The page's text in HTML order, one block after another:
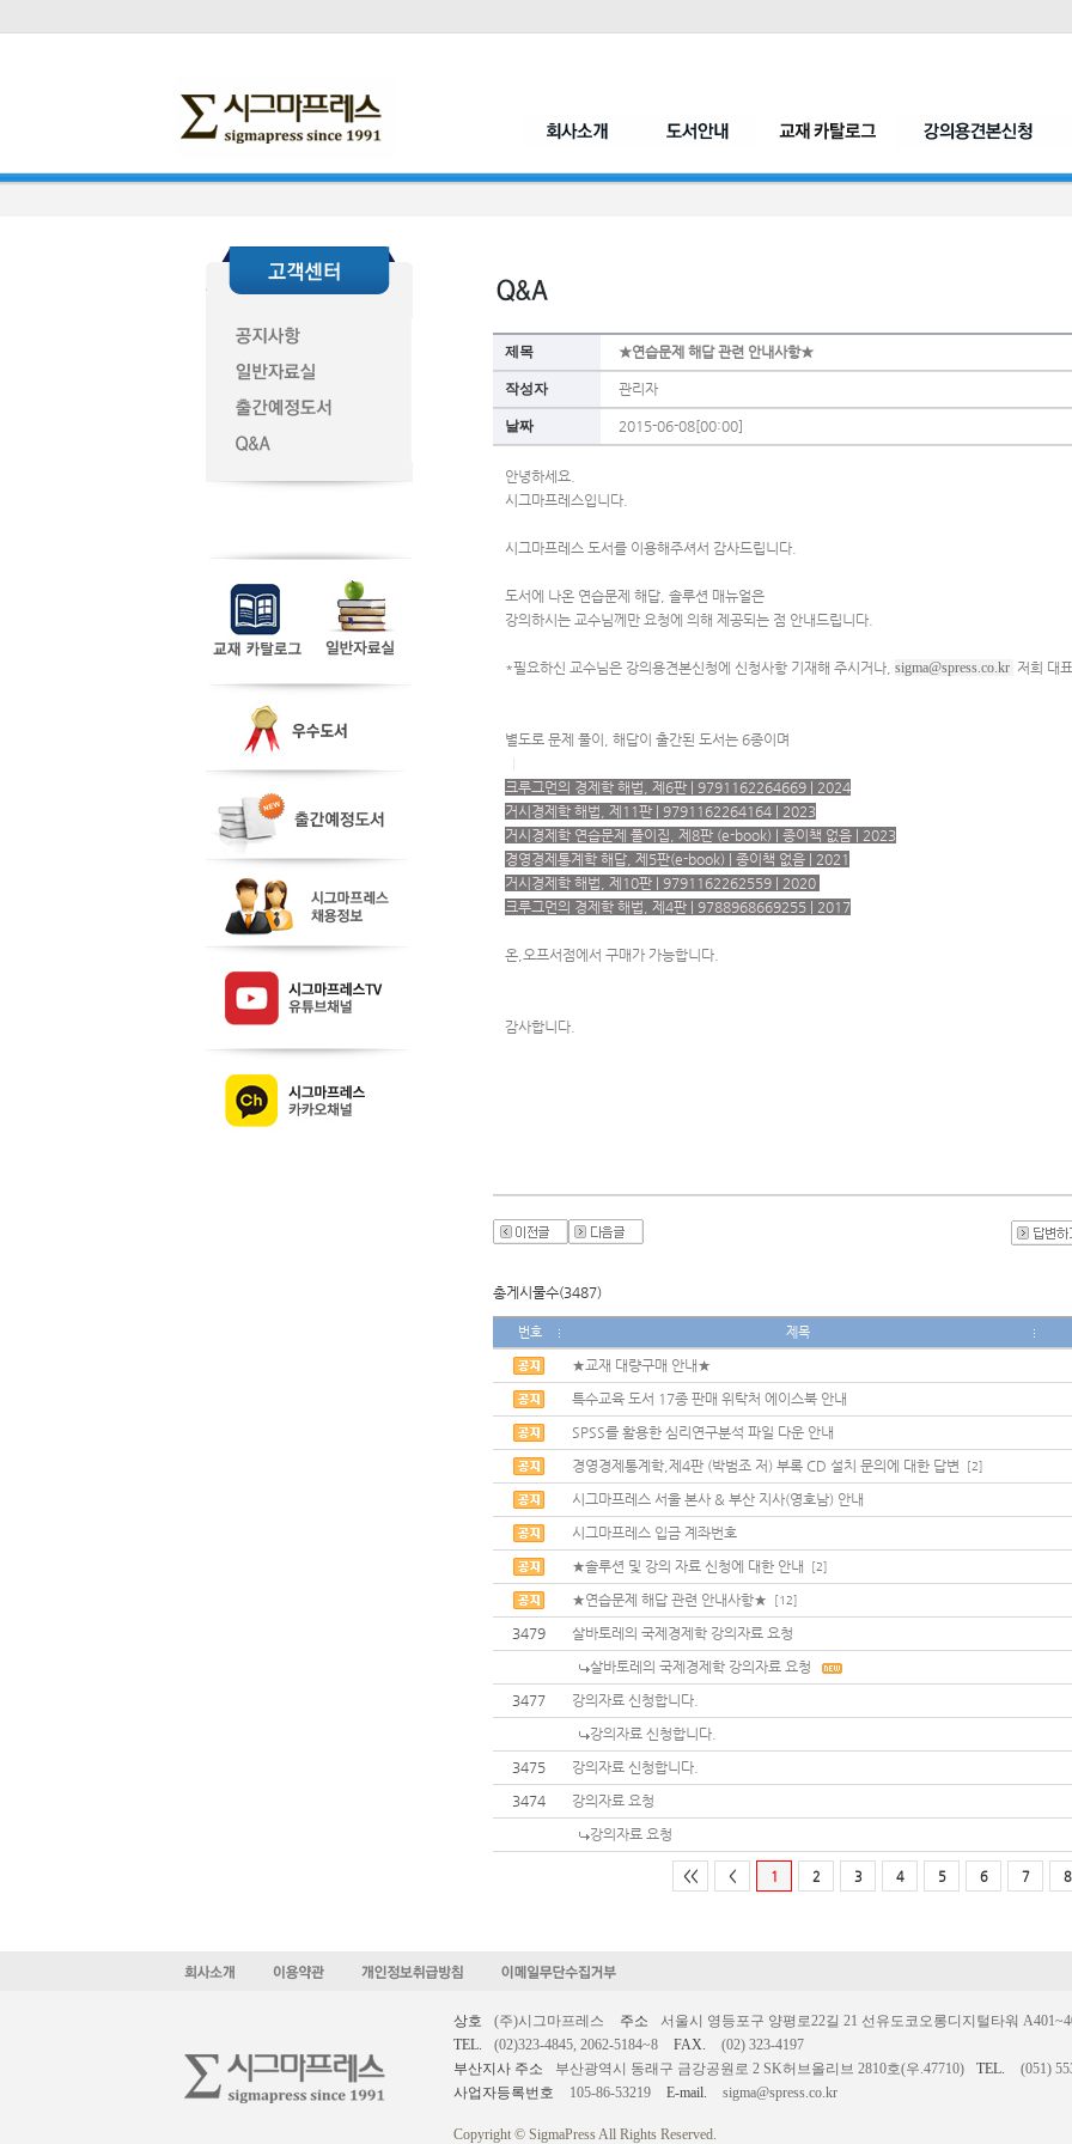
제목 ★연습문제 해답 관련 안내사항★
작성자 관리자
날짜 2015-06-08[00:00]
안녕하세요.
시그마프레스입니다.
시그마프레스 도서를 이용해주셔서 감사드립니다.
도서에 나온 연습문제 해답, 솔루션 매뉴얼은
강의하시는 교수님께만 요청에 의해 제공되는 점 안내드립니다.
*필요하신 교수님은 강의용견본신청에 신청사항 기재해 주시거나, sigma@spress.co.kr 저희 대
별도로 문제 풀이, 해답이 출간된 도서는 6종이며
크루그먼의 경제학 해법, 제6판 | 9791162264669 | 2024
거시경제학 해법, 제11판 | 9791162264164 | 2023
거시경제학 연습문제 풀이집, 제8판 (e-book) | 종이책 없음 | 2023
경영경제통계학 해답, 제5판(e-book) | 종이책 없음 | 2021
거시경제학 해법, 제10판 | 9791162262559 | 2020
크루그먼의 경제학 해법, 제4판 | 9788968669255 | 2017
온,오프서점에서 구매가 가능합니다.
감사합니다.
총게시물수(3487)
번호 제목
★교재 대량구매 안내★
특수교육 도서 17종 판매 위탁처 에이스북 안내
SPSS를 활용한 심리연구분석 파일 다운 안내
경영경제통계학,제4판 (박범조 저) 부록 CD 설치 문의에 대한 답변 [2]
시그마프레스 서울 본사 & 부산 지사(영호남) 안내
시그마프레스 입금 계좌번호
★솔루션 및 강의 자료 신청에 대한 안내 [2]
★연습문제 해답 관련 안내사항★ [12]
3479
살바토레의 국제경제학 강의자료 요청
살바토레의 국제경제학 강의자료 요청
3477
강의자료 신청합니다.
강의자료 신청합니다.
3475
강의자료 신청합니다.
3474
강의자료 요청
강의자료 요청
<< < 1 2 3 4 5 6 7 8
상호 (주)시그마프레스 주소
서울시 영등포구 양평로22길 21 선유도코오롱디지털타워
TEL.
(02)323-4845, 2062-5184~8 FAX.
(02) 323-4197
부산지사 주소
부산광역시 동래구 금강공원로 2 SK허브올리브 2810호(우.47710) TEL. (051)
사업자등록번호
105-86-53219 E-mail. sigma@spress.co.kr
Copyright © SigmaPress All Rights Reserved.